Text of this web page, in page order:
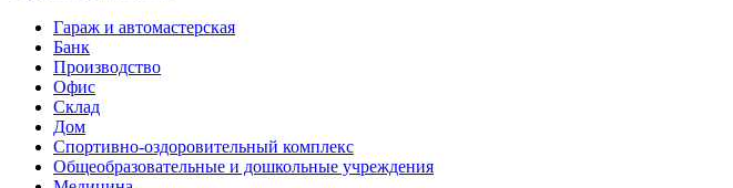
Гараж и автомастерская
Банк
Производство
Офис
Склад
Дом
Спортивно-оздоровительный комплекс
Общеобразовательные и дошкольные учреждения